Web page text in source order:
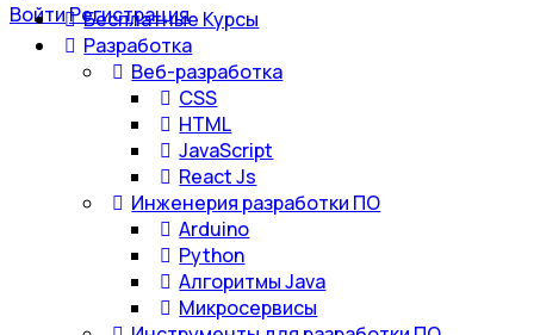
ВойтиРегистрация
Бесплатные Курсы
Разработка
Веб-разработка
CSS
HTML
JavaScript
React Js
Инженерия разработки ПО
Arduino
Python
Алгоритмы Java
Микросервисы